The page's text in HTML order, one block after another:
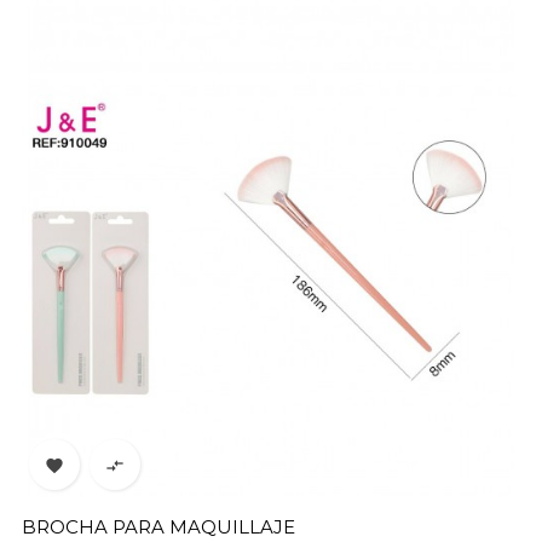
 
BROCHA PARA MAQUILLAJE